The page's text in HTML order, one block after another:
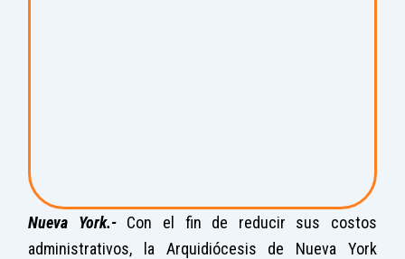
Nueva York.-Con el fin de reducir sus costos
administrativos, la Arquidiócesis de Nueva York